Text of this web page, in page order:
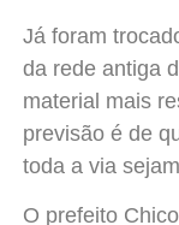
Já foram
da rede antiga
material mais
previsão é de
toda a via
O prefeito